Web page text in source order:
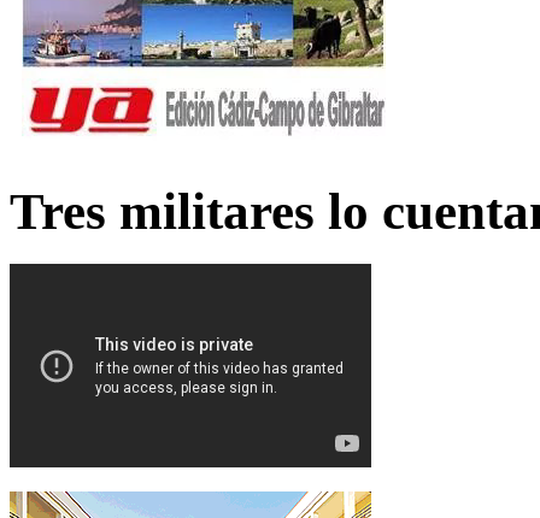
Tres militares lo